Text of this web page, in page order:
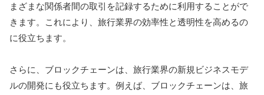
まざまな関係者間の取引を記録するために利用することがで
きます。これにより、旅行業界の効率性と透明性を高めるの
に役立ちます。
さらに、ブロックチェーンは、旅行業界の新規ビジネスモデ
ルの開発にも役立ちます。例えば、ブロックチェーンは、旅